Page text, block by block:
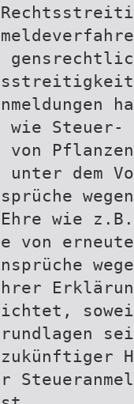
wie
von
unter dem
wie z.B.
von